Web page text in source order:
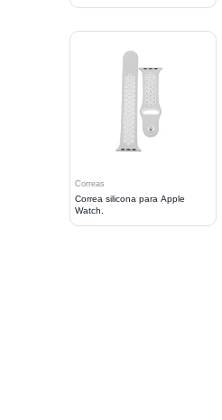
Correas
Correa silicona para Apple
Watch.